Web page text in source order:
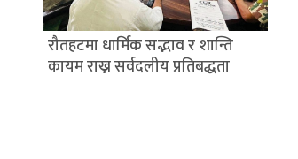
रौतहटमा धार्मिक सद्भाव र शान्ति
कायम राख्न सर्वदलीय प्रतिबद्धता